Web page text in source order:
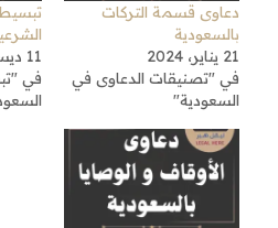
دعاوى قسمة التركات
بالسعودية
21 يناير، 2024
في "تصنيقات الدعاوى في
السعودية"
11 ديسمبر، 2023
في